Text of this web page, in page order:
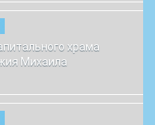
храма
Михаила